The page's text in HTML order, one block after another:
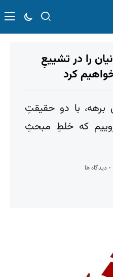
را در تشییعِ
کرد
برهه، با دو حقیقتِ
که خلطِ مبحثِ
۰ دیدگاه ها